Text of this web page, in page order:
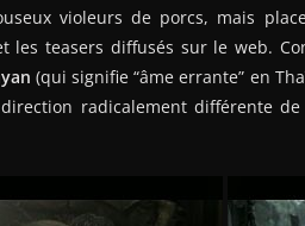
violeurs de porcs, mais
les teasers diffusés sur le web.
(qui signifie “âme errante” en
radicalement différente de